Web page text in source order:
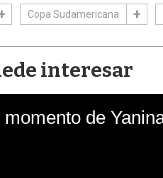
Copa Sudamericana
interesar